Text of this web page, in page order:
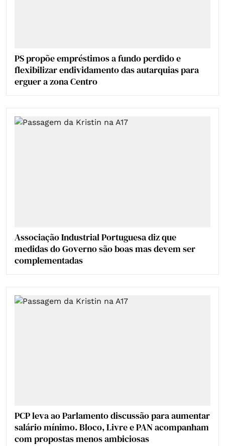
PS propõe empréstimos a fundo perdido e
flexibilizar endividamento das autarquias para
erguer a zona Centro
Associação Industrial Portuguesa diz que
medidas do Governo são boas mas devem ser
complementadas
PCP leva ao Parlamento discussão para aumentar
salário mínimo. Bloco, Livre e PAN acompanham
com propostas menos ambiciosas